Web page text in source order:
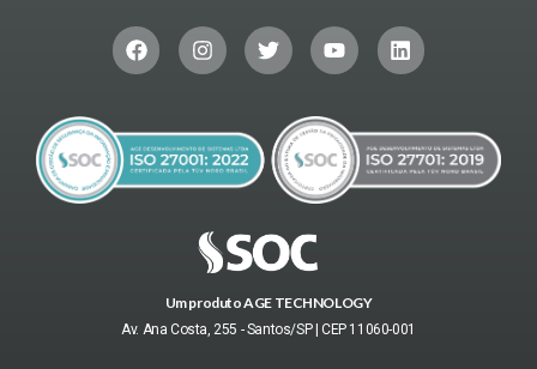
Um produto AGE TECHNOLOGY
Av. Ana Costa, 255 - Santos/SP | CEP 11060-001